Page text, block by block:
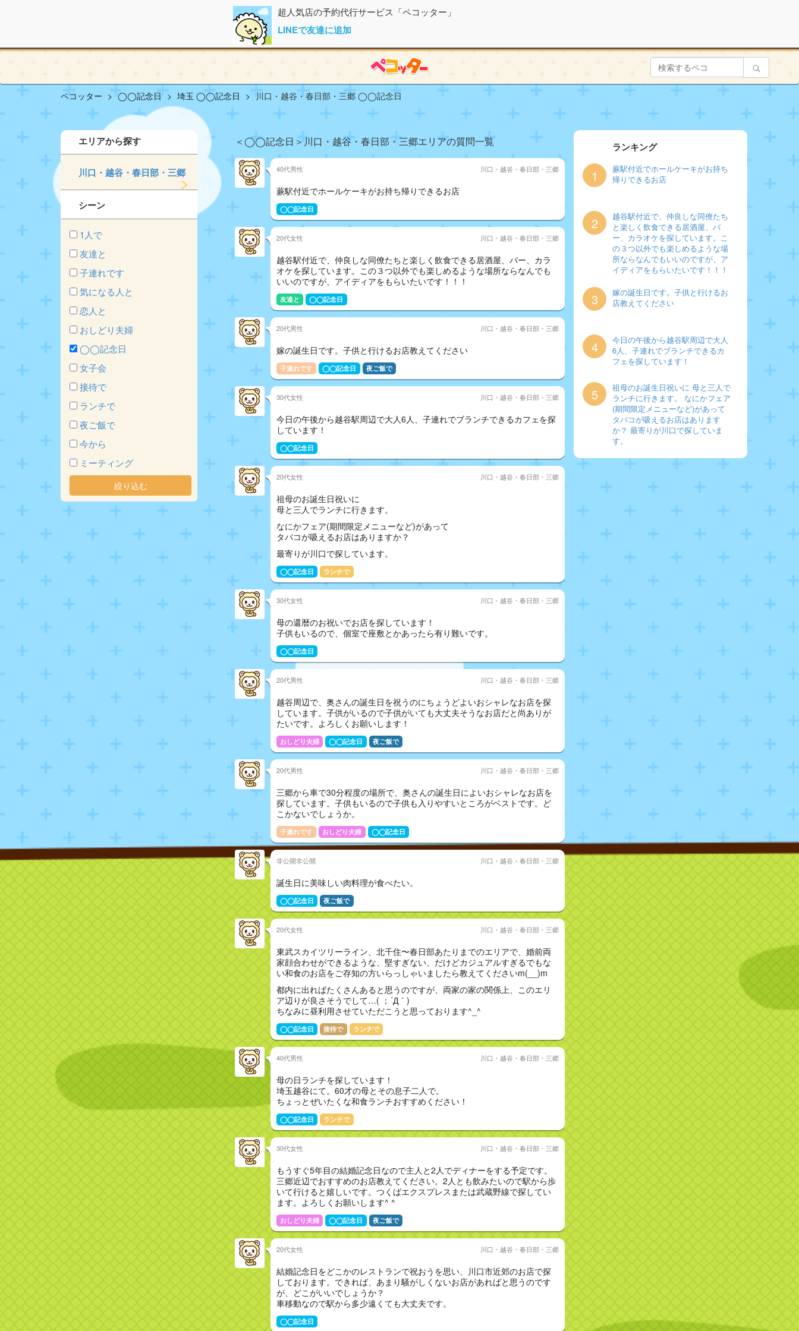
超人気店の予約代行サービス「ペコッター」
LINEで友達に追加
ペコッター ◯◯記念日 埼玉 ◯◯記念日 川口・越谷・春日部・三郷 ◯◯記念日
＜◯◯記念日＞川口・越谷・春日部・三郷エリアの質問一覧
40代男性 川口・越谷・春日部・三郷
蕨駅付近でホールケーキがお持ち帰りできるお店
◯◯記念日
20代女性 川口・越谷・春日部・三郷
越谷駅付近で、仲良しな同僚たちと楽しく飲食できる居酒屋、バー、カラ
オケを探しています。この３つ以外でも楽しめるような場所ならなんでも
いいのですが、アイディアをもらいたいです！！！
友達と ◯◯記念日
20代男性 川口・越谷・春日部・三郷
嫁の誕生日です。子供と行けるお店教えてください
子連れです ◯◯記念日 夜ご飯で
30代女性 川口・越谷・春日部・三郷
今日の午後から越谷駅周辺で大人6人、子連れでブランチできるカフェを探
しています！
◯◯記念日
20代女性 川口・越谷・春日部・三郷
祖母のお誕生日祝いに
母と三人でランチに行きます。
なにかフェア(期間限定メニューなど)があって
タバコが吸えるお店はありますか？
最寄りが川口で探しています。
◯◯記念日 ランチで
30代女性 川口・越谷・春日部・三郷
母の還暦のお祝いでお店を探しています！
子供もいるので、個室で座敷とかあったら有り難いです。
◯◯記念日
20代男性 川口・越谷・春日部・三郷
越谷周辺で、奥さんの誕生日を祝うのにちょうどよいおシャレなお店を探
しています。子供がいるので子供がいても大丈夫そうなお店だと尚ありが
たいです。よろしくお願いします！
おしどり夫婦 ◯◯記念日 夜ご飯で
20代男性 川口・越谷・春日部・三郷
三郷から車で30分程度の場所で、奥さんの誕生日によいおシャレなお店を
探しています。子供もいるので子供も入りやすいところがベストです。ど
こかないでしょうか。
子連れです おしどり夫婦 ◯◯記念日
非公開非公開 川口・越谷・春日部・三郷
誕生日に美味しい肉料理が食べたい。
◯◯記念日 夜ご飯で
20代女性 川口・越谷・春日部・三郷
東武スカイツリーライン、北千住〜春日部あたりまでのエリアで、婚前両
家顔合わせができるような、堅すぎない、だけどカジュアルすぎるでもな
い和食のお店をご存知の方いらっしゃいましたら教えてくださいm(__)m
都内に出ればたくさんあると思うのですが、両家の家の関係上、このエリ
ア辺りが良さそうでして…( ；´Д｀)
ちなみに昼利用させていただこうと思っております^_^
◯◯記念日 接待で ランチで
40代男性 川口・越谷・春日部・三郷
母の日ランチを探しています！
埼玉越谷にて。60才の母とその息子二人で。
ちょっとぜいたくな和食ランチおすすめください！
◯◯記念日 ランチで
30代女性 川口・越谷・春日部・三郷
もうすぐ5年目の結婚記念日なので主人と2人でディナーをする予定です。
三郷近辺でおすすめのお店教えてください。2人とも飲みたいので駅から歩
いて行けると嬉しいです。つくばエクスプレスまたは武蔵野線で探してい
ます。よろしくお願いします^ ^
おしどり夫婦 ◯◯記念日 夜ご飯で
20代女性 川口・越谷・春日部・三郷
結婚記念日をどこかのレストランで祝おうを思い、川口市近郊のお店で探
しております。できれば、あまり騒がしくないお店があればと思うのです
が、どこがいいでしょうか？
車移動なので駅から多少遠くても大丈夫です。
◯◯記念日
エリアから探す
川口・越谷・春日部・三郷
シーン
1人で
友達と
子連れです
気になる人と
恋人と
おしどり夫婦
◯◯記念日
女子会
接待で
ランチで
夜ご飯で
今から
ミーティング
絞り込む
ランキング
1
蕨駅付近でホールケーキがお持ち
帰りできるお店
2
越谷駅付近で、仲良しな同僚たち
と楽しく飲食できる居酒屋、バ
ー、カラオケを探しています。こ
の３つ以外でも楽しめるような場
所ならなんでもいいのですが、ア
イディアをもらいたいです！！！
3
嫁の誕生日です。子供と行けるお
店教えてください
4
今日の午後から越谷駅周辺で大人
6人、子連れでブランチできるカ
フェを探しています！
5
祖母のお誕生日祝いに 母と三人で
ランチに行きます。 なにかフェア
(期間限定メニューなど)があって
タバコが吸えるお店はあります
か？ 最寄りが川口で探していま
す。